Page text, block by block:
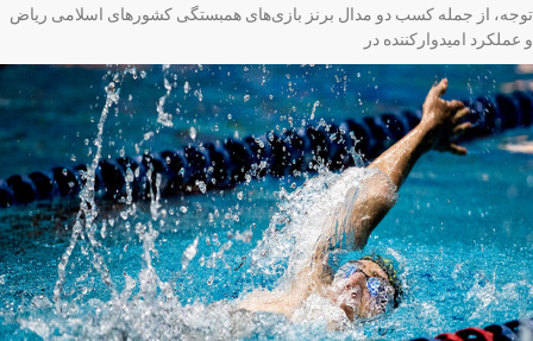
از جمله کسب دو مدال برنز بازی‌های همبستگی کشورهای اسلامی ریاض
امیدوارکننده در